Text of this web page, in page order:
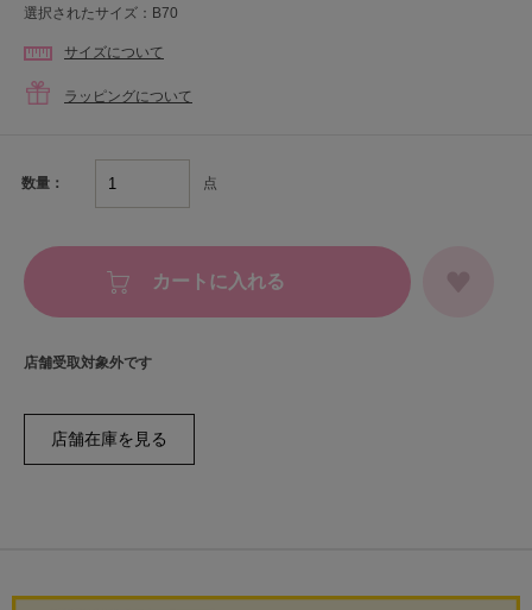
選択されたサイズ：B70
サイズについて
ラッピングについて
数量： 点
カートに入れる
店舗受取対象外です